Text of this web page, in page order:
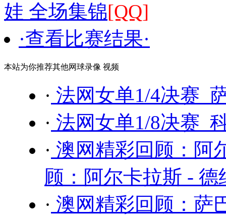
娃 全场集锦[QQ]
·查看比赛结果·
本站为你推荐其他网球录像 视频
· 法网女单1/4决赛
· 法网女单1/8决赛
· 澳网精彩回顾：阿
顾：阿尔卡拉斯 -
· 澳网精彩回顾：萨